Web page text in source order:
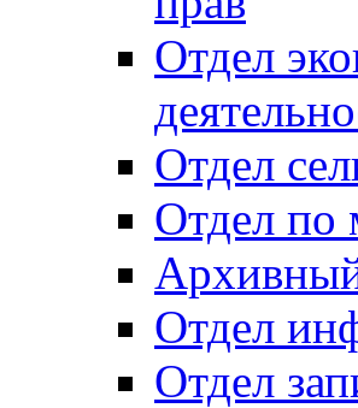
Отдел
Отдел
Отдел по
Отдел
Отдел